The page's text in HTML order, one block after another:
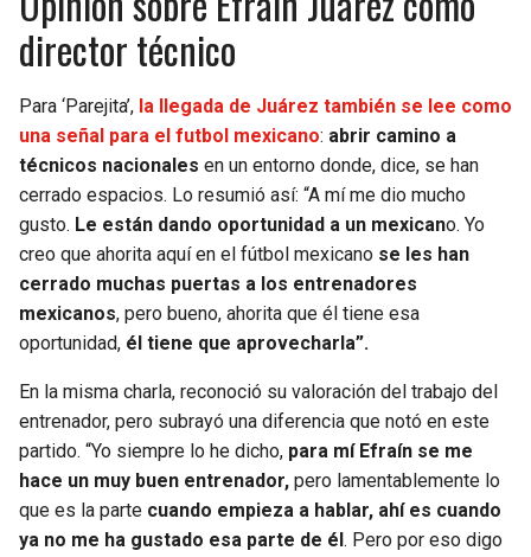
director técnico
Para ‘Parejita’, la llegada de Juárez también se lee como
una señal para el futbol mexicano: abrir camino a
técnicos nacionales en un entorno donde, dice, se han
cerrado espacios. Lo resumió así: “A mí me dio mucho
gusto. Le están dando oportunidad a un mexicano. Yo
creo que ahorita aquí en el fútbol mexicano se les han
cerrado muchas puertas a los entrenadores
mexicanos, pero bueno, ahorita que él tiene esa
oportunidad, él tiene que aprovecharla”.
En la misma charla, reconoció su valoración del trabajo del
entrenador, pero subrayó una diferencia que notó en este
partido. “Yo siempre lo he dicho, para mí Efraín se me
hace un muy buen entrenador, pero lamentablemente lo
que es la parte cuando empieza a hablar, ahí es cuando
ya no me ha gustado esa parte de él . Pero por eso digo